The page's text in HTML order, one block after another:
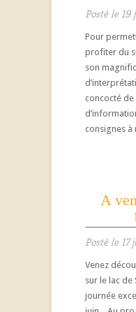
Posté le 19
Pour
profiter du
son
concocté de
consignes à
A
Posté le 17
Venez
sur le lac de
journée